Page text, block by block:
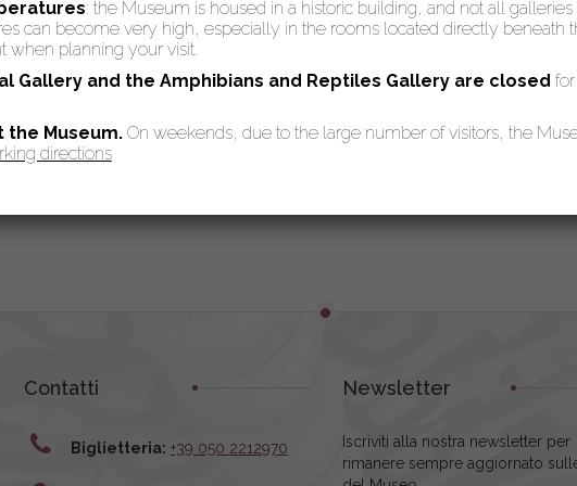
Contatti
Biglietteria: +39 050 2212970
Newsletter
Iscriviti alla nostra newsletter per
rimanere sempre aggiornato
: the Museum is housed in a historic building, and not all
can become very high, especially in the rooms located directly beneath
when planning your visit.
Gallery and the Amphibians and Reptiles Gallery are closed
the Museum.On weekends, due to the large number of visitors, the
directions